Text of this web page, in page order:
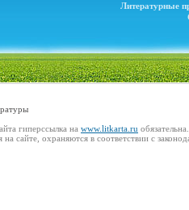
Литературные
гиперссылка на www.litkarta.ru обязательна.
сайте, охраняются в соответствии с